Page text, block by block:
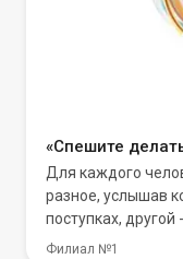
«Спешите
Для каждого
разное, услышав
поступках,
Филиал №1